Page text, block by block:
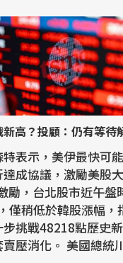
高？投顧：仍有等待
表示，美伊最快可
成協議，激勵美股
勵，台北股市近午盤
僅稍低於韓股漲幅，
挑戰48218點歷史
統川普上周五宣稱